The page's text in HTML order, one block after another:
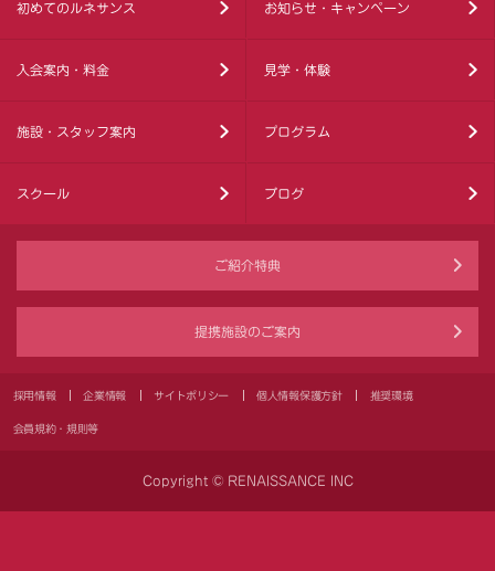
初めてのルネサンス お知らせ・キャンペーン
入会案内・料金 見学・体験
施設・スタッフ案内 プログラム
スクール ブログ
ご紹介特典
提携施設のご案内
採用情報 企業情報 サイトポリシー 個人情報保護方針 推奨環境
会員規約・規則等
Copyright © RENAISSANCE INC